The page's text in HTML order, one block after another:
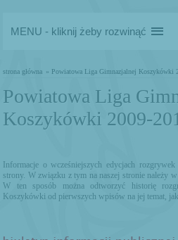
MENU - kliknij żeby rozwinąć
strona główna » Powiatowa Liga Gimnazjalnej Koszykówki
Powiatowa Liga
Koszykówki 2009-
Informacje o wcześniejszych edycjach
strony. W związku z tym na naszej stronie należy
W ten sposób można odtworzyć historię
Koszykówki od pierwszych wpisów na jej temat,